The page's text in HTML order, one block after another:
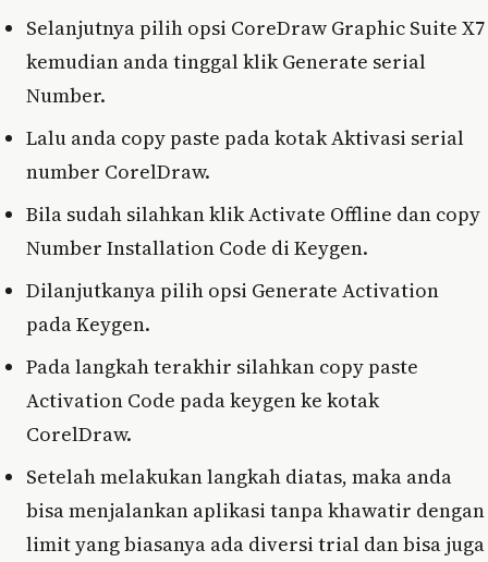
Selanjutnya pilih opsi CoreDraw Graphic Suite X7
kemudian anda tinggal klik Generate serial
Number.
Lalu anda copy paste pada kotak Aktivasi serial
number CorelDraw.
Bila sudah silahkan klik Activate Offline dan copy
Number Installation Code di Keygen.
Dilanjutkanya pilih opsi Generate Activation
pada Keygen.
Pada langkah terakhir silahkan copy paste
Activation Code pada keygen ke kotak
CorelDraw.
Setelah melakukan langkah diatas, maka anda
bisa menjalankan aplikasi tanpa khawatir dengan
limit yang biasanya ada diversi trial dan bisa juga